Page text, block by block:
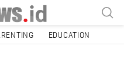
EDUCATION